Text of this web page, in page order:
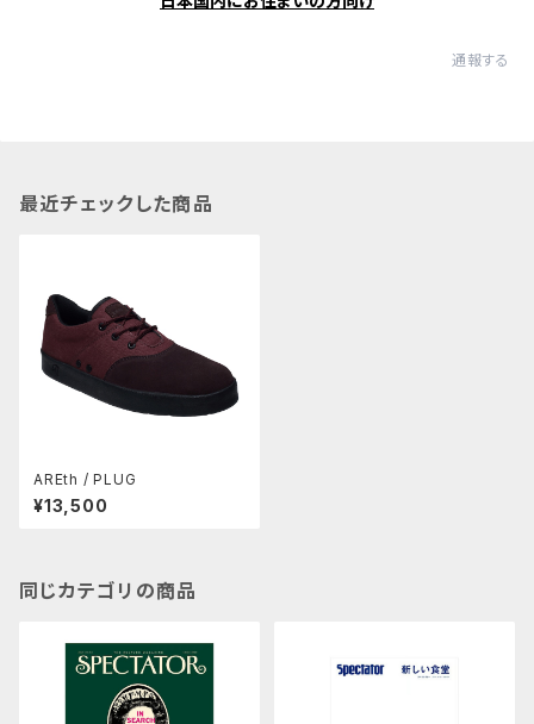
通報する
最近チェックした商品
AREth / PLUG
¥13,500
同じカテゴリの商品